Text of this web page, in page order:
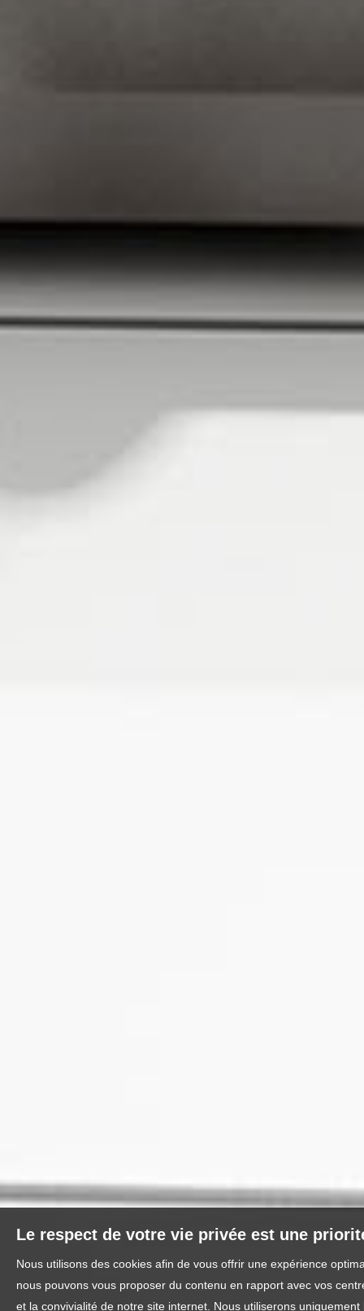
Le respect de votre vie privée est une
Nous utilisons des cookies afin de vous offrir une expérience
nous pouvons vous proposer du contenu en rapport avec vos
et la convivialité de notre site internet. Nous utiliserons